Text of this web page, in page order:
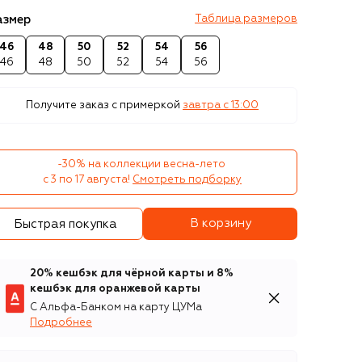
Таблица размеров
46
46
48
48
50
50
52
52
54
54
56
56
Получите заказ с примеркой завтра c 13:00
-30% на коллекции весна-лето
с 3 по 17 августа! Смотреть подборку
Быстрая покупка В корзину
20% кешбэк для чёрной карты и 8%
кешбэк для оранжевой карты
С Альфа-Банком на карту ЦУМа
Подробнее